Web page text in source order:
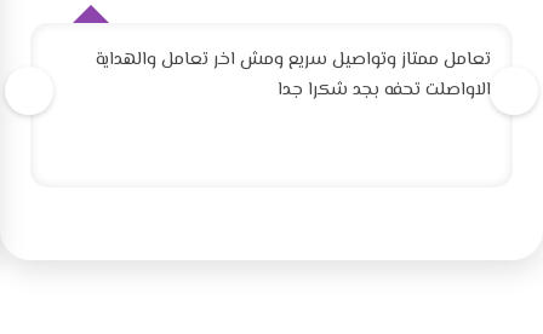
تعامل ممتاز وتواصيل سريع ومش اخر تعامل والهداية
الاواصلت تحفه بجد شكرا جدا